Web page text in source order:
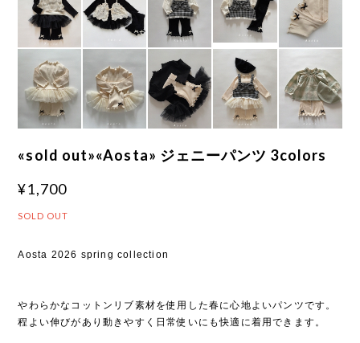
«sold out»«Aosta» ジェニーパンツ 3colors
¥1,700
SOLD OUT
Aosta 2026 spring collection
やわらかなコットンリブ素材を使用した春に心地よいパンツです。
程よい伸びがあり動きやすく日常使いにも快適に着用できます。